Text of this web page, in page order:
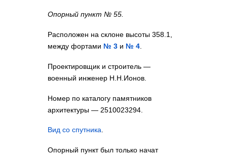
Опорный пункт № 55.
Расположен на склоне высоты 358.1,
между фортами № 3 и № 4
Проектировщик и строитель —
военный инженер Н.Н.Ионов.
Номер по каталогу памятников
архитектуры — 2510023294.
Вид со спутника.
Опорный пункт был только начат